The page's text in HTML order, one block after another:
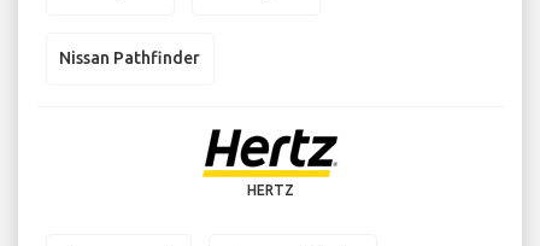
Nissan Pathfinder
HERTZ